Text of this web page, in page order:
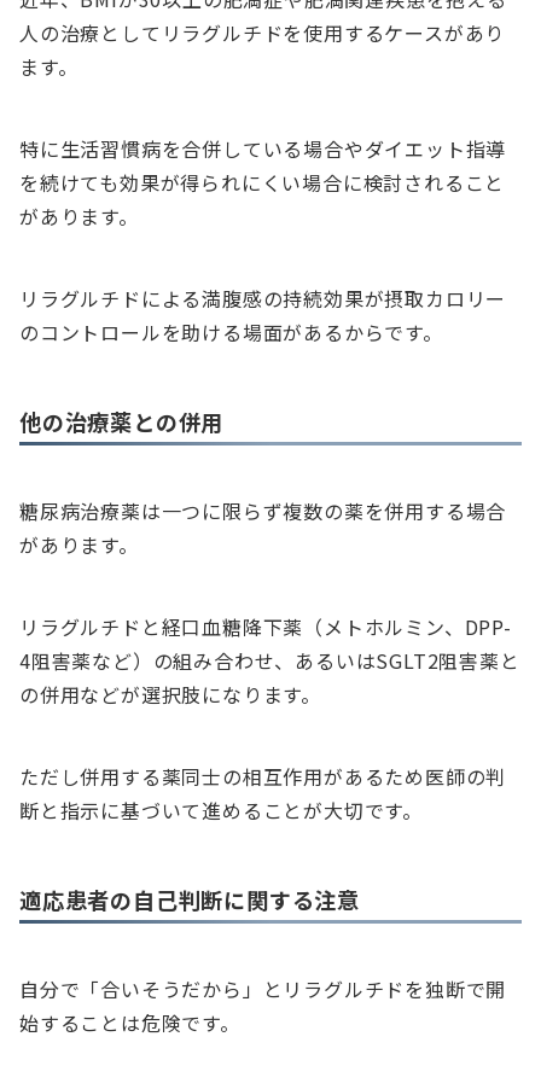
人の治療としてリラグルチドを使用するケースがあり
ます。
特に生活習慣病を合併している場合やダイエット指導
を続けても効果が得られにくい場合に検討されること
があります。
リラグルチドによる満腹感の持続効果が摂取カロリー
のコントロールを助ける場面があるからです。
他の治療薬との併用
糖尿病治療薬は一つに限らず複数の薬を併用する場合
があります。
リラグルチドと経口血糖降下薬（メトホルミン、DPP-
4阻害薬など）の組み合わせ、あるいはSGLT2阻害薬と
の併用などが選択肢になります。
ただし併用する薬同士の相互作用があるため医師の判
断と指示に基づいて進めることが大切です。
適応患者の自己判断に関する注意
自分で「合いそうだから」とリラグルチドを独断で開
始することは危険です。